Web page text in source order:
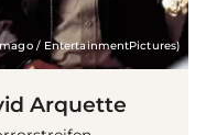
/ EntertainmentPictures)
Arquette